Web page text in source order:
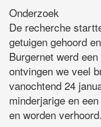
Onderzoek
De recherche
getuigen gehoord
Burgernet werd
ontvingen we veel
vanochtend 24
minderjarige en
en worden verhoord.